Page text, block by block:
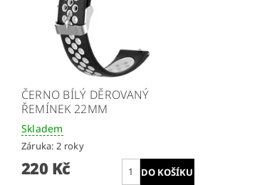
ČERNO BÍLÝ DĚROVANÝ
ŘEMÍNEK 22MM
Skladem
Záruka: 2 roky
220 Kč